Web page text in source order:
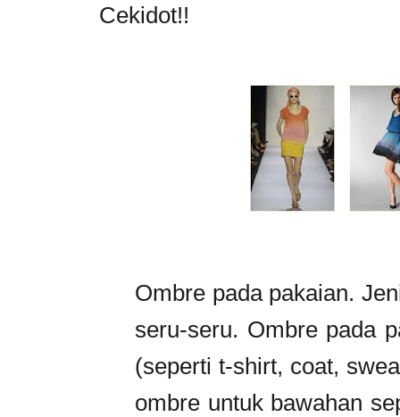
Cekidot!!
Ombre pada pakaian.
seru-seru. Ombre pada
(seperti t-shirt, coat,
ombre untuk bawahan